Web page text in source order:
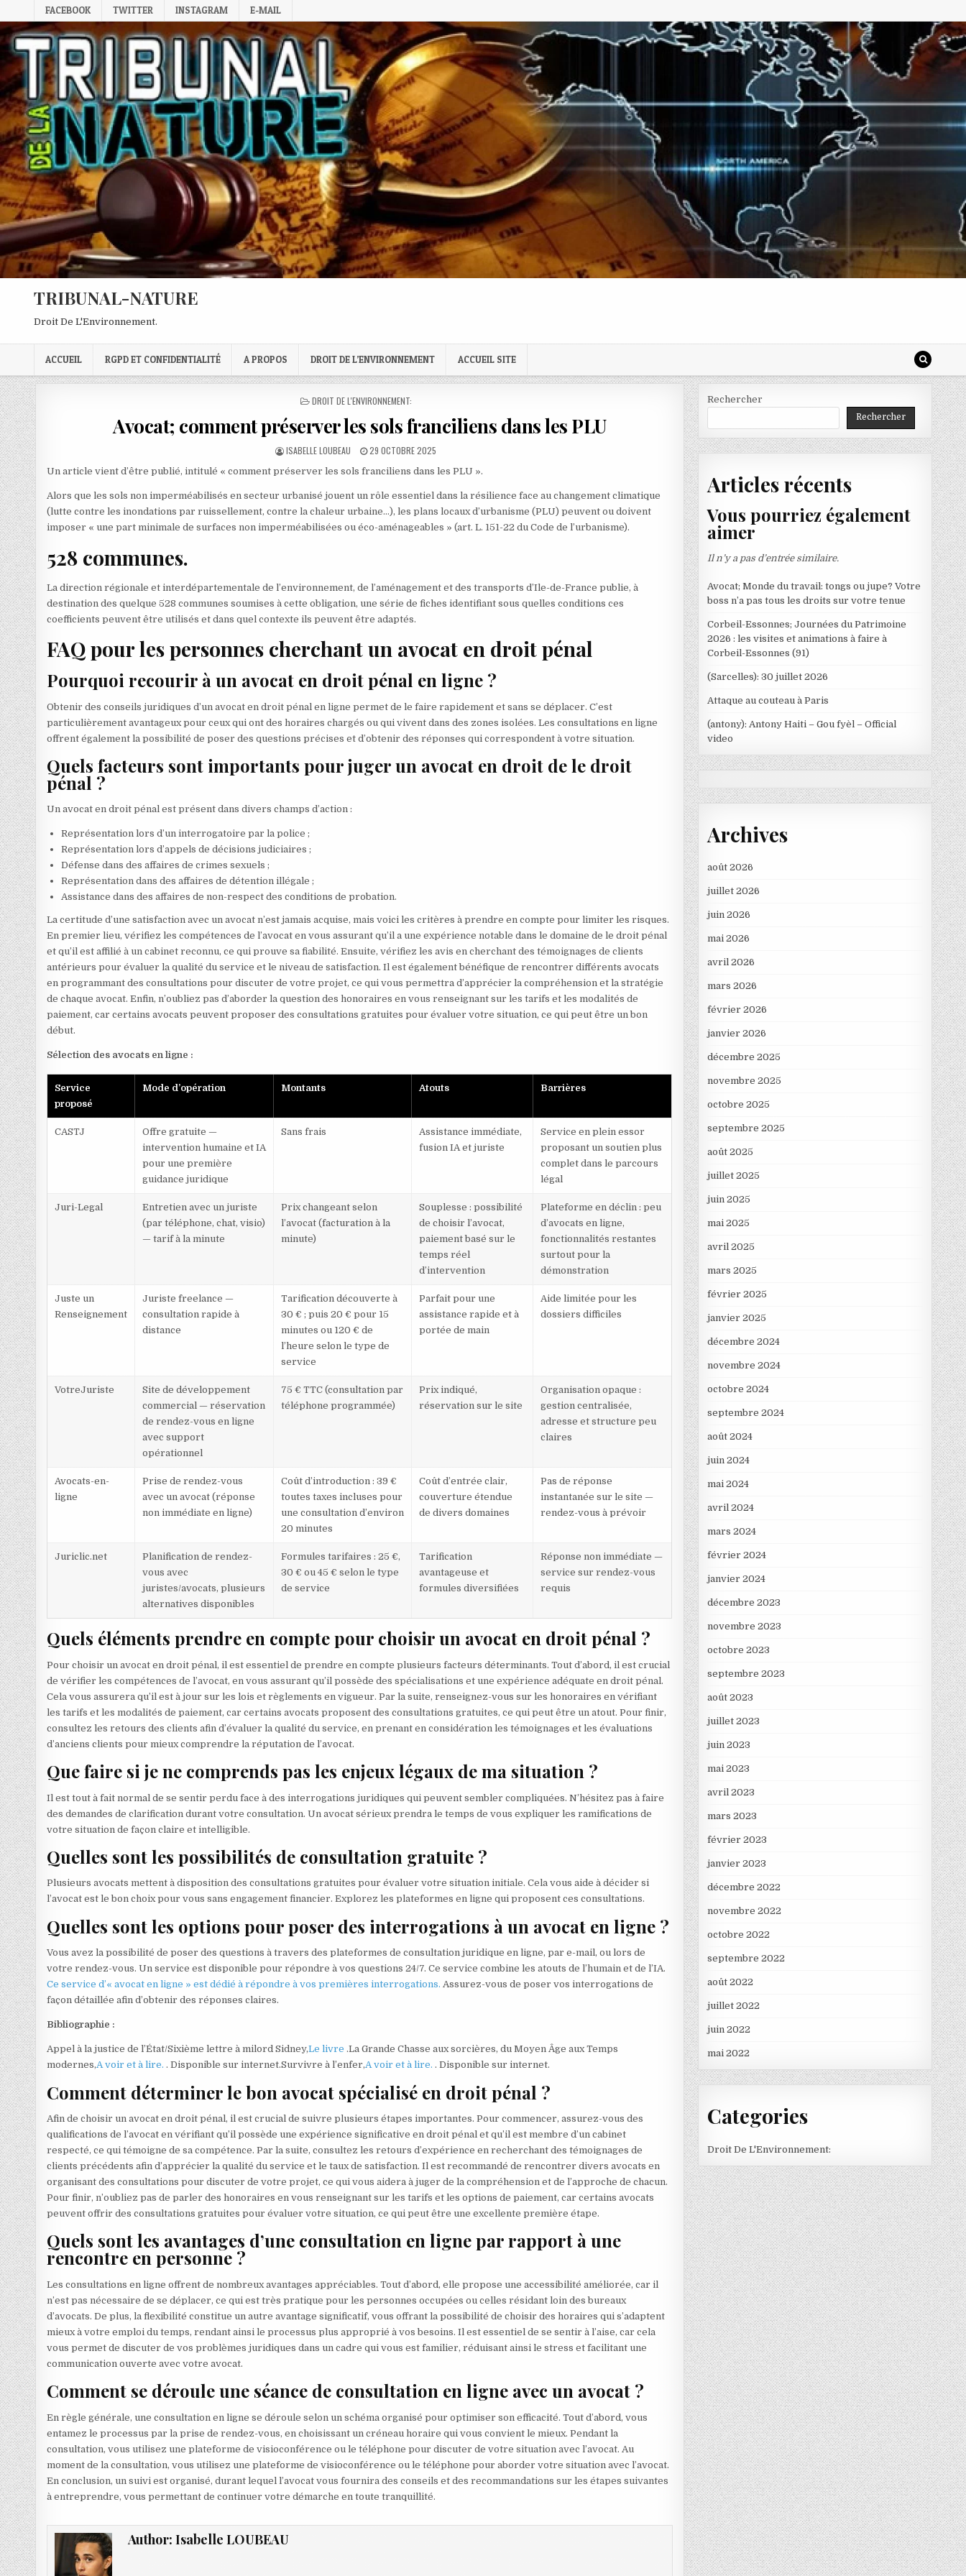
to
content
FACEBOOK TWITTER INSTAGRAM E-MAIL
TRIBUNAL-NATURE
Droit De L'Environnement.
ACCUEIL RGPD ET CONFIDENTIALITÉ A PROPOS DROIT DE L’ENVIRONNEMENT ACCUEIL SITE
POSTED
DROIT DE L'ENVIRONNEMENT:
Avocat; comment préserver les sols franciliens dans les PLU
AUTHOR:
ISABELLE LOUBEAU
PUBLISHED
29 OCTOBRE 2025
Un article vient d’être publié, intitulé « comment préserver les sols franciliens dans les PLU ».
Alors que les sols non imperméabilisés en secteur urbanisé jouent un rôle essentiel dans la résilience face au changement climatique
(lutte contre les inondations par ruissellement, contre la chaleur urbaine…), les plans locaux d’urbanisme (PLU) peuvent ou doivent
imposer « une part minimale de surfaces non imperméabilisées ou éco-aménageables » (art. L. 151-22 du Code de l’urbanisme).
528 communes.
La direction régionale et interdépartementale de l’environnement, de l’aménagement et des transports d’Ile-de-France publie, à
destination des quelque 528 communes soumises à cette obligation, une série de fiches identifiant sous quelles conditions ces
coefficients peuvent être utilisés et dans quel contexte ils peuvent être adaptés.
FAQ pour les personnes cherchant un avocat en droit pénal
Pourquoi recourir à un avocat en droit pénal en ligne ?
Obtenir des conseils juridiques d’un avocat en droit pénal en ligne permet de le faire rapidement et sans se déplacer. C’est
particulièrement avantageux pour ceux qui ont des horaires chargés ou qui vivent dans des zones isolées. Les consultations en ligne
offrent également la possibilité de poser des questions précises et d’obtenir des réponses qui correspondent à votre situation.
Quels facteurs sont importants pour juger un avocat en droit de le droit
pénal ?
Un avocat en droit pénal est présent dans divers champs d’action :
Représentation lors d’un interrogatoire par la police ;
Représentation lors d’appels de décisions judiciaires ;
Défense dans des affaires de crimes sexuels ;
Représentation dans des affaires de détention illégale ;
Assistance dans des affaires de non-respect des conditions de probation.
La certitude d’une satisfaction avec un avocat n’est jamais acquise, mais voici les critères à prendre en compte pour limiter les risques.
En premier lieu, vérifiez les compétences de l’avocat en vous assurant qu’il a une expérience notable dans le domaine de le droit pénal
et qu’il est affilié à un cabinet reconnu, ce qui prouve sa fiabilité. Ensuite, vérifiez les avis en cherchant des témoignages de clients
antérieurs pour évaluer la qualité du service et le niveau de satisfaction. Il est également bénéfique de rencontrer différents avocats
en programmant des consultations pour discuter de votre projet, ce qui vous permettra d’apprécier la compréhension et la stratégie
de chaque avocat. Enfin, n’oubliez pas d’aborder la question des honoraires en vous renseignant sur les tarifs et les modalités de
paiement, car certains avocats peuvent proposer des consultations gratuites pour évaluer votre situation, ce qui peut être un bon
début.
Sélection des avocats en ligne :
Service
proposé
Mode d’opération Montants Atouts Barrières
CASTJ
Offre gratuite —
intervention humaine et IA
pour une première
guidance juridique
Sans frais
Assistance immédiate,
fusion IA et juriste
Service en plein essor
proposant un soutien plus
complet dans le parcours
légal
Juri-Legal
Entretien avec un juriste
(par téléphone, chat, visio)
— tarif à la minute
Prix changeant selon
l’avocat (facturation à la
minute)
Souplesse : possibilité
de choisir l’avocat,
paiement basé sur le
temps réel
d’intervention
Plateforme en déclin : peu
d’avocats en ligne,
fonctionnalités restantes
surtout pour la
démonstration
Juste un
Renseignement
Juriste freelance —
consultation rapide à
distance
Tarification découverte à
30 € ; puis 20 € pour 15
minutes ou 120 € de
l’heure selon le type de
service
Parfait pour une
assistance rapide et à
portée de main
Aide limitée pour les
dossiers difficiles
VotreJuriste
Site de développement
commercial — réservation
de rendez-vous en ligne
avec support
opérationnel
75 € TTC (consultation par
téléphone programmée)
Prix indiqué,
réservation sur le site
Organisation opaque :
gestion centralisée,
adresse et structure peu
claires
Avocats-en-
ligne
Prise de rendez-vous
avec un avocat (réponse
non immédiate en ligne)
Coût d’introduction : 39 €
toutes taxes incluses pour
une consultation d’environ
20 minutes
Coût d’entrée clair,
couverture étendue
de divers domaines
Pas de réponse
instantanée sur le site —
rendez-vous à prévoir
Juriclic.net
Planification de rendez-
vous avec
juristes/avocats, plusieurs
alternatives disponibles
Formules tarifaires : 25 €,
30 € ou 45 € selon le type
de service
Tarification
avantageuse et
formules diversifiées
Réponse non immédiate —
service sur rendez-vous
requis
Quels éléments prendre en compte pour choisir un avocat en droit pénal ?
Pour choisir un avocat en droit pénal, il est essentiel de prendre en compte plusieurs facteurs déterminants. Tout d’abord, il est crucial
de vérifier les compétences de l’avocat, en vous assurant qu’il possède des spécialisations et une expérience adéquate en droit pénal.
Cela vous assurera qu’il est à jour sur les lois et règlements en vigueur. Par la suite, renseignez-vous sur les honoraires en vérifiant
les tarifs et les modalités de paiement, car certains avocats proposent des consultations gratuites, ce qui peut être un atout. Pour finir,
consultez les retours des clients afin d’évaluer la qualité du service, en prenant en considération les témoignages et les évaluations
d’anciens clients pour mieux comprendre la réputation de l’avocat.
Que faire si je ne comprends pas les enjeux légaux de ma situation ?
Il est tout à fait normal de se sentir perdu face à des interrogations juridiques qui peuvent sembler compliquées. N’hésitez pas à faire
des demandes de clarification durant votre consultation. Un avocat sérieux prendra le temps de vous expliquer les ramifications de
votre situation de façon claire et intelligible.
Quelles sont les possibilités de consultation gratuite ?
Plusieurs avocats mettent à disposition des consultations gratuites pour évaluer votre situation initiale. Cela vous aide à décider si
l’avocat est le bon choix pour vous sans engagement financier. Explorez les plateformes en ligne qui proposent ces consultations.
Quelles sont les options pour poser des interrogations à un avocat en ligne ?
Vous avez la possibilité de poser des questions à travers des plateformes de consultation juridique en ligne, par e-mail, ou lors de
votre rendez-vous. Un service est disponible pour répondre à vos questions 24/7. Ce service combine les atouts de l’humain et de l’IA.
Ce service d’« avocat en ligne » est dédié à répondre à vos premières interrogations.Assurez-vous de poser vos interrogations de
façon détaillée afin d’obtenir des réponses claires.
Bibliographie :
Appel à la justice de l’État/Sixième lettre à milord Sidney,Le livre.La Grande Chasse aux sorcières, du Moyen Âge aux Temps
modernes,A voir et à lire.. Disponible sur internet.Survivre à l’enfer,A voir et à lire.. Disponible sur internet.
Comment déterminer le bon avocat spécialisé en droit pénal ?
Afin de choisir un avocat en droit pénal, il est crucial de suivre plusieurs étapes importantes. Pour commencer, assurez-vous des
qualifications de l’avocat en vérifiant qu’il possède une expérience significative en droit pénal et qu’il est membre d’un cabinet
respecté, ce qui témoigne de sa compétence. Par la suite, consultez les retours d’expérience en recherchant des témoignages de
clients précédents afin d’apprécier la qualité du service et le taux de satisfaction. Il est recommandé de rencontrer divers avocats en
organisant des consultations pour discuter de votre projet, ce qui vous aidera à juger de la compréhension et de l’approche de chacun.
Pour finir, n’oubliez pas de parler des honoraires en vous renseignant sur les tarifs et les options de paiement, car certains avocats
peuvent offrir des consultations gratuites pour évaluer votre situation, ce qui peut être une excellente première étape.
Quels sont les avantages d’une consultation en ligne par rapport à une
rencontre en personne ?
Les consultations en ligne offrent de nombreux avantages appréciables. Tout d’abord, elle propose une accessibilité améliorée, car il
n’est pas nécessaire de se déplacer, ce qui est très pratique pour les personnes occupées ou celles résidant loin des bureaux
d’avocats. De plus, la flexibilité constitue un autre avantage significatif, vous offrant la possibilité de choisir des horaires qui s’adaptent
mieux à votre emploi du temps, rendant ainsi le processus plus approprié à vos besoins. Il est essentiel de se sentir à l’aise, car cela
vous permet de discuter de vos problèmes juridiques dans un cadre qui vous est familier, réduisant ainsi le stress et facilitant une
communication ouverte avec votre avocat.
Comment se déroule une séance de consultation en ligne avec un avocat ?
En règle générale, une consultation en ligne se déroule selon un schéma organisé pour optimiser son efficacité. Tout d’abord, vous
entamez le processus par la prise de rendez-vous, en choisissant un créneau horaire qui vous convient le mieux. Pendant la
consultation, vous utilisez une plateforme de visioconférence ou le téléphone pour discuter de votre situation avec l’avocat. Au
moment de la consultation, vous utilisez une plateforme de visioconférence ou le téléphone pour aborder votre situation avec l’avocat.
En conclusion, un suivi est organisé, durant lequel l’avocat vous fournira des conseils et des recommandations sur les étapes suivantes
à entreprendre, vous permettant de continuer votre démarche en toute tranquillité.
Author: Isabelle LOUBEAU
Rechercher
Rechercher
Articles récents
Vous pourriez également
aimer
Il n’y a pas d’entrée similaire.
Avocat; Monde du travail: tongs ou jupe? Votre
boss n’a pas tous les droits sur votre tenue
Corbeil-Essonnes; Journées du Patrimoine
2026 : les visites et animations à faire à
Corbeil-Essonnes (91)
(Sarcelles): 30 juillet 2026
Attaque au couteau à Paris
(antony): Antony Haiti – Gou fyèl – Official
video
Archives
août 2026
juillet 2026
juin 2026
mai 2026
avril 2026
mars 2026
février 2026
janvier 2026
décembre 2025
novembre 2025
octobre 2025
septembre 2025
août 2025
juillet 2025
juin 2025
mai 2025
avril 2025
mars 2025
février 2025
janvier 2025
décembre 2024
novembre 2024
octobre 2024
septembre 2024
août 2024
juin 2024
mai 2024
avril 2024
mars 2024
février 2024
janvier 2024
décembre 2023
novembre 2023
octobre 2023
septembre 2023
août 2023
juillet 2023
juin 2023
mai 2023
avril 2023
mars 2023
février 2023
janvier 2023
décembre 2022
novembre 2022
octobre 2022
septembre 2022
août 2022
juillet 2022
juin 2022
mai 2022
Categories
Droit De L'Environnement: